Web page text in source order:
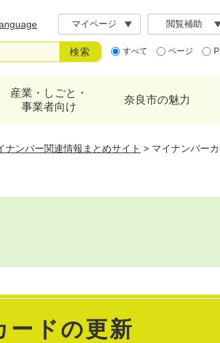
マイページ 閲覧補助
すべて ページ
産業・しごと・
事業者向け
奈良市の魅力
ナンバー関連情報まとめサイト > マイナンバー
ードの更新